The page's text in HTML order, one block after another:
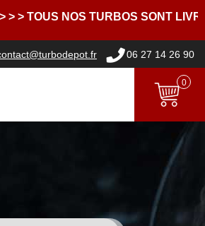
NOS TURBOS SONT LIVRES
06 27 14 26 90
0